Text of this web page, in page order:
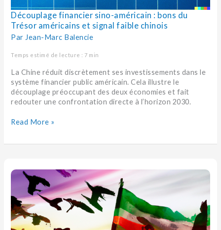
Découplage financier sino-américain : bons du
Trésor américains et signal faible chinois
Par Jean-Marc Balencie
Temps estimé de lecture : 7 min
La Chine réduit discrètement ses investissements dans le
système financier public américain. Cela illustre le
découplage préoccupant des deux économies et fait
redouter une confrontation directe à l’horizon 2030.
Read More »
d’un
monde
nouveau
l’essor
de